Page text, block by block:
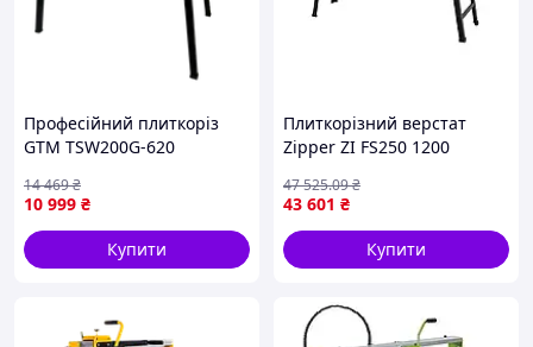
Професійний плиткоріз
GTM TSW200G-620
см різ плитки, диск 200 см
10 999 ₴
14 469₴
Купити
Плиткорізний верстат
Zipper ZI FS250 1200
для різання плитки мокре
сухе
43 601 ₴
47 525.09₴
Купити